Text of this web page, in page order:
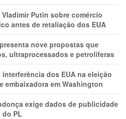
Putin sobre comércio
antes de retaliação dos EUA
nove propostas que
ultraprocessados e petrolíferas
dos EUA na eleição
embaixadora em Washington
exige dados de publicidade
PL